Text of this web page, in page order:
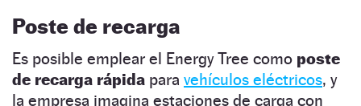
Poste de recarga
Es posible emplear el Energy Tree como poste
de recarga rápida para vehículos eléctricos, y
la empresa imagina estaciones de carga con